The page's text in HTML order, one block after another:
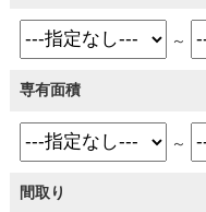
～
専有面積
～
間取り